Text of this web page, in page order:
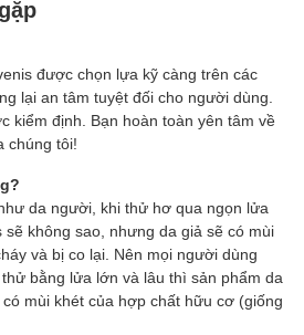
được chọn lựa kỹ càng trên các
lại an tâm tuyệt đối cho người dùng.
kiểm định. Bạn hoàn toàn yên tâm về
chúng tôi!
da người, khi thử hơ qua ngọn lửa
không sao, nhưng da giả sẽ có mùi
và bị co lại. Nên mọi người dùng
bằng lửa lớn và lâu thì sản phẩm da
mùi khét của hợp chất hữu cơ (giống